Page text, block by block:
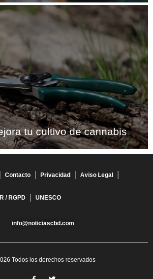
tu cultivo de cannabis
Contacto Privacidad Aviso Legal
/ RGPD UNESCO
info@noticiascbd.com
Todos los derechos reservados